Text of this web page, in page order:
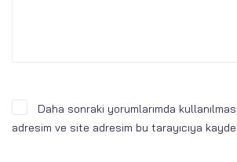
Daha sonraki yorumlarımda
adresim ve site adresim bu tarayıcıya